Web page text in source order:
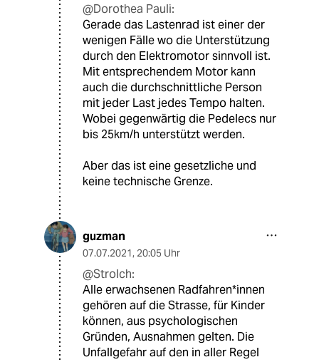
@Dorothea Pauli:
Gerade das Lastenrad ist einer der
wenigen Fälle wo die Unterstützung
durch den Elektromotor sinnvoll ist.
Mit entsprechendem Motor kann
auch die durchschnittliche Person
mit jeder Last jedes Tempo halten.
Wobei gegenwärtig die Pedelecs nur
bis 25km/h unterstützt werden.
Aber das ist eine gesetzliche und
keine technische Grenze.
guzman
07.07.2021, 20:05 Uhr
@Strolch:
Alle erwachsenen Radfahren*innen
gehören auf die Strasse, für Kinder
können, aus psychologischen
Gründen, Ausnahmen gelten. Die
Unfallgefahr auf den in aller Regel